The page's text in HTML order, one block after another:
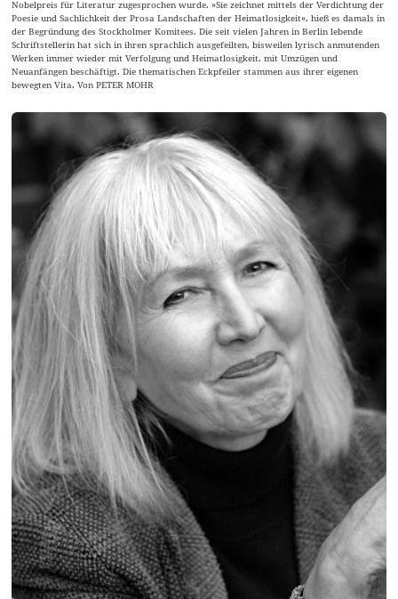
Nobelpreis für Literatur zugesprochen wurde. »Sie zeichnet mittels der Verdichtung der
Poesie und Sachlichkeit der Prosa Landschaften der Heimatlosigkeit«, hieß es damals in
der Begründung des Stockholmer Komitees. Die seit vielen Jahren in Berlin lebende
Schriftstellerin hat sich in ihren sprachlich ausgefeilten, bisweilen lyrisch anmutenden
Werken immer wieder mit Verfolgung und Heimatlosigkeit, mit Umzügen und
Neuanfängen beschäftigt. Die thematischen Eckpfeiler stammen aus ihrer eigenen
bewegten Vita. Von PETER MOHR